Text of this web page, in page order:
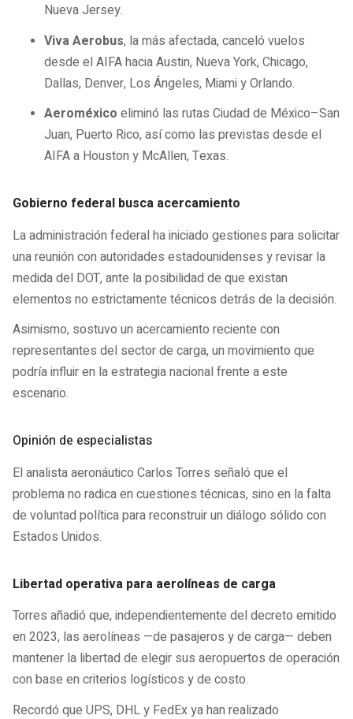
Nueva Jersey.
Viva Aerobus, la más afectada, canceló vuelos
desde el AIFA hacia Austin, Nueva York, Chicago,
Dallas, Denver, Los Ángeles, Miami y Orlando.
Aeroméxico eliminó las rutas Ciudad de México–San
Juan, Puerto Rico, así como las previstas desde el
AIFA a Houston y McAllen, Texas.
Gobierno federal busca acercamiento
La administración federal ha iniciado gestiones para solicitar
una reunión con autoridades estadounidenses y revisar la
medida del DOT, ante la posibilidad de que existan
elementos no estrictamente técnicos detrás de la decisión.
Asimismo, sostuvo un acercamiento reciente con
representantes del sector de carga, un movimiento que
podría influir en la estrategia nacional frente a este
escenario.
Opinión de especialistas
El analista aeronáutico Carlos Torres señaló que el
problema no radica en cuestiones técnicas, sino en la falta
de voluntad política para reconstruir un diálogo sólido con
Estados Unidos.
Libertad operativa para aerolíneas de carga
Torres añadió que, independientemente del decreto emitido
en 2023, las aerolíneas —de pasajeros y de carga— deben
mantener la libertad de elegir sus aeropuertos de operación
con base en criterios logísticos y de costo.
Recordó que UPS, DHL y FedEx ya han realizado